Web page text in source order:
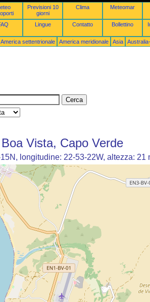
Previsioni 10
giorni
Clima Meteomar
Lingue Contatto Bollettino
America settentrionale America meridionale Asia
Boa Vista, Capo Verde
longitudine: 22-53-22W, altezza: 21